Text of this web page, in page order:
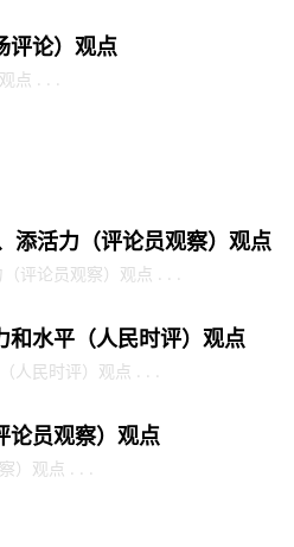
评论）观点
点 . . .
添活力（评论员观察）观点
评论员观察）观点 . . .
和水平（人民时评）观点
人民时评）观点 . . .
论员观察）观点
）观点 . . .